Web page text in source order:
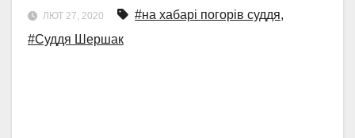
ЛЮТ 27, 2020 #на хабарі погорів суддя,
#Суддя Шершак